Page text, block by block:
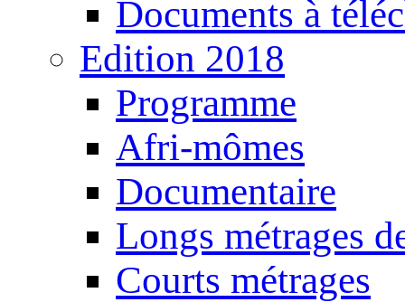
Documents à
Edition 2018
Programme
Afri-mômes
Documentaire
Longs métrages
Courts métrages